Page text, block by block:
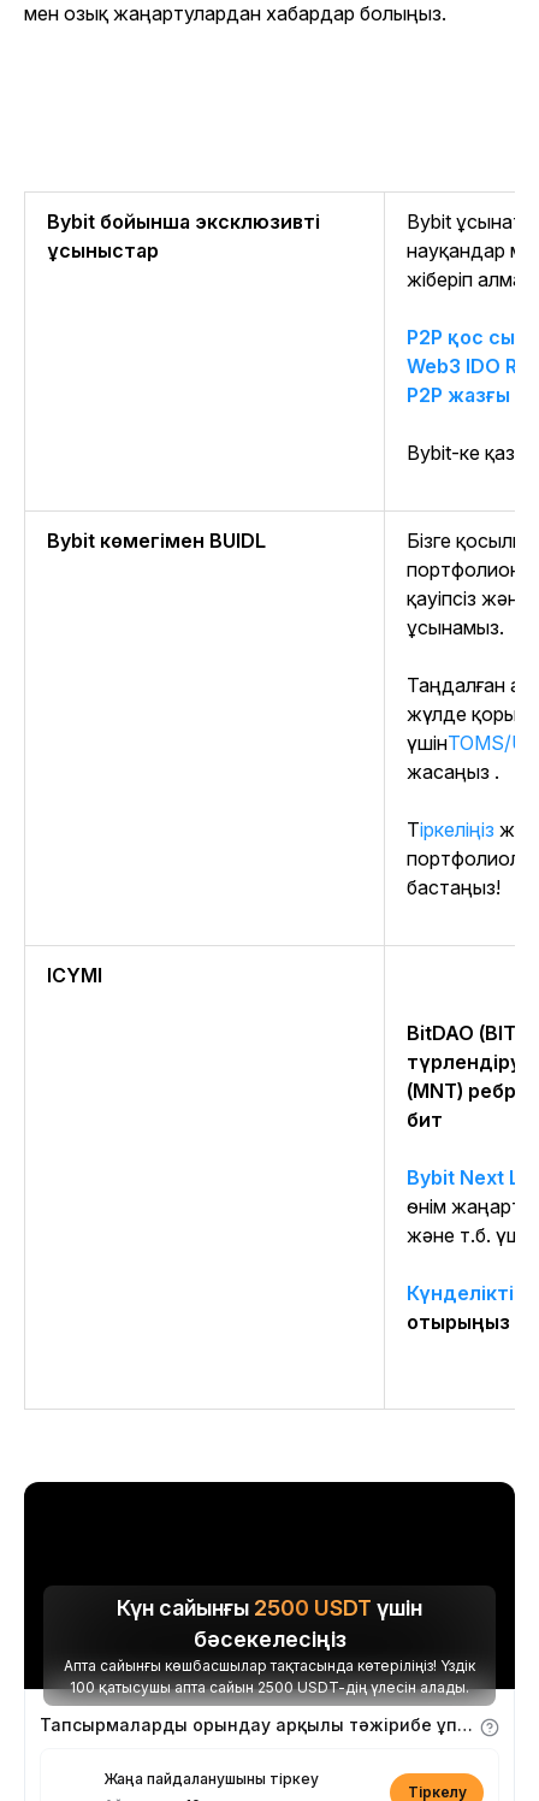
мен озық жаңартулардан хабардар болыңыз.
Bybit бойынша эксклюзивті
ұсыныстар
Bybit
науқандар
жіберіп
P2P қос
Web3 IDO
P2P жазғы
Bybit-ке
Bybit көмегімен BUIDL
Бізге
қауіпсіз
ұсынамыз.
Таңдалған
жүлде
үшінTOMS/
жасаңыз .
Тіркеліңіз
бастаңыз!
ICYMI
BitDAO (BIT)
(MNT)
бит
Bybit Next
өнім
және т.б. үшін
Күнделікті
отырыңыз
Күн сайынғы 2500 USDT үшін
бәсекелесіңіз
Апта сайынғы көшбасшылар тақтасында көтеріліңіз! Үздік
100 қатысушы апта сайын 2500 USDT-дің үлесін алады.
Тапсырмаларды орындау арқылы тәжірибе ұпайларын алыңыз
Жаңа пайдаланушыны тіркеу
Тіркелу